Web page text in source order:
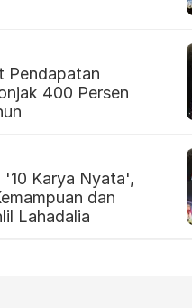
Pendapatan
400 Persen
'10 Karya Nyata',
dan
Lahadalia